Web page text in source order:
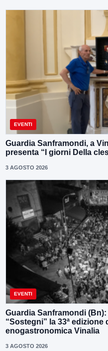
EVENTI
Guardia Sanframondi, a
presenta “I giorni Della
3 AGOSTO 2026
EVENTI
Guardia Sanframondi
“Sostegni” la 33ª edizione
enogastronomica Vinalia
3 AGOSTO 2026